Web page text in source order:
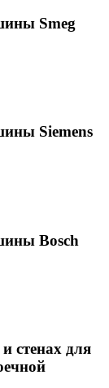
Smeg
Siemens
Bosch
стенах для